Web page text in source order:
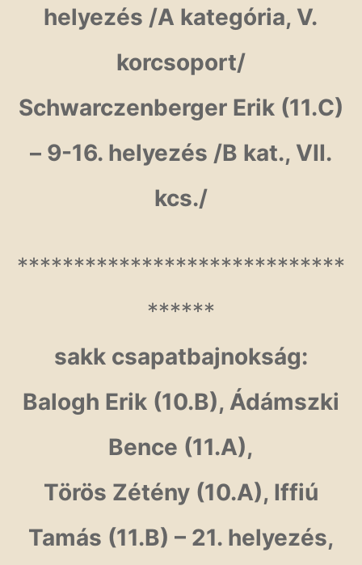
helyezés /A kategória, V.
korcsoport/
Schwarczenberger Erik (11.C)
– 9-16. helyezés /B kat., VII.
kcs./
*****************************
******
sakk csapatbajnokság:
Balogh Erik (10.B), Ádámszki
Bence (11.A),
Törös Zétény (10.A), Iffiú
Tamás (11.B) – 21. helyezés,